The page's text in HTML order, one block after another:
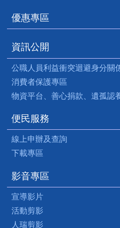
優惠專區
資訊公開
公職人員利益衝突迴避身分關
消費者保護專區
物資平台、善心捐款、遺孤認
便民服務
線上申辦及查詢
下載專區
影音專區
宣導影片
活動剪影
人瑞剪影